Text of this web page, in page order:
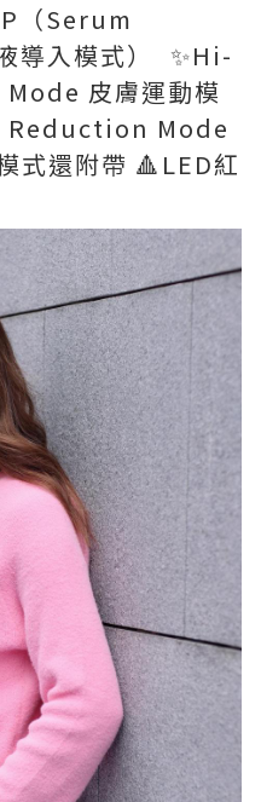
（Serum
導入模式） ✨Hi-
皮膚運動模
Reduction Mode
式還附帶 🔺LED紅